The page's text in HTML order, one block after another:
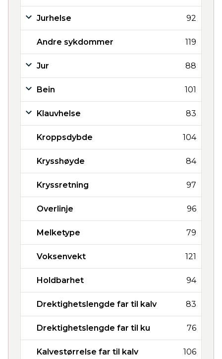
Jurhelse 92
Andre sykdommer 119
Jur 88
Bein 101
Klauvhelse 83
Kroppsdybde 104
Krysshøyde 84
Kryssretning 97
Overlinje 96
Melketype 79
Voksenvekt 121
Holdbarhet 94
Drektighetslengde far til kalv 83
Drektighetslengde far til ku 76
Kalvestørrelse far til kalv 106